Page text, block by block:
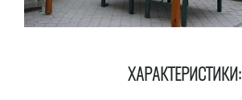
ХАРАКТЕРИСТИКИ: